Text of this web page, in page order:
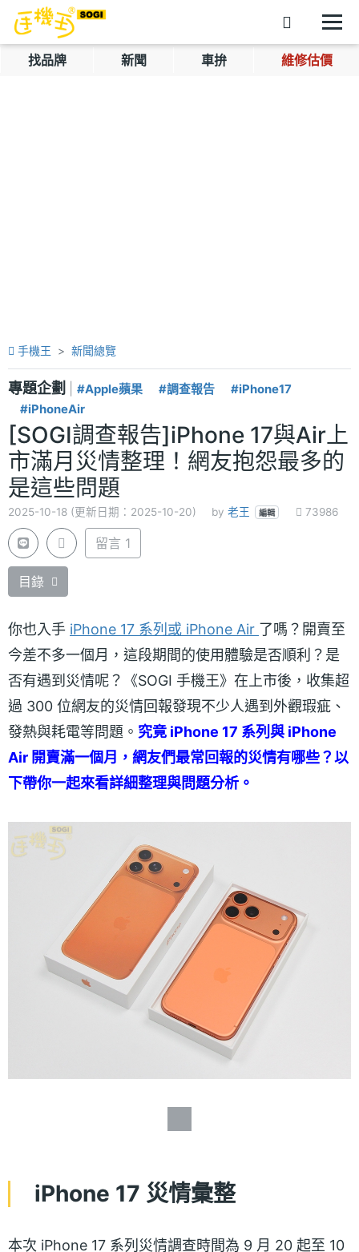
找品牌 新聞 車拚 維修估價
手機王 新聞總覽
專題企劃 #Apple蘋果 #調查報告
#iPhone17
#iPhoneAir
[SOGI調查報告]iPhone 17與Air上
市滿月災情整理！網友抱怨最多的
是這些問題
2025-10-18 (更新日期：2025-10-20) by 老王 編輯 73986
留言 1
目錄
你也入手 iPhone 17 系列或 iPhone Air 了嗎？開賣至
今差不多一個月，這段期間的使用體驗是否順利？是
否有遇到災情呢？《SOGI 手機王》在上市後，收集超
過 300 位網友的災情回報發現不少人遇到外觀瑕疵、
發熱與耗電等問題。 究竟 iPhone 17 系列與 iPhone
Air 開賣滿一個月，網友們最常回報的災情有哪些？以
下帶你一起來看詳細整理與問題分析。
iPhone 17 災情彙整
本次 iPhone 17 系列災情調查時間為 9 月 20 起至 10